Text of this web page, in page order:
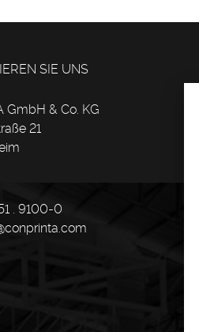
SIE UNS
GmbH & Co. KG
21
. 9100-0
conprinta.com